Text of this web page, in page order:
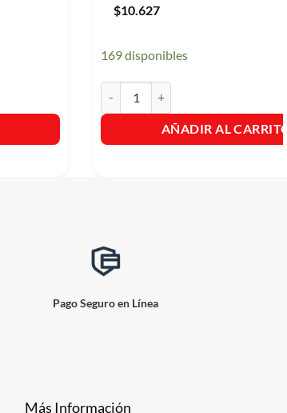
$10.627
169 disponibles
AÑADIR AL
Pago Seguro en Línea
Más Información